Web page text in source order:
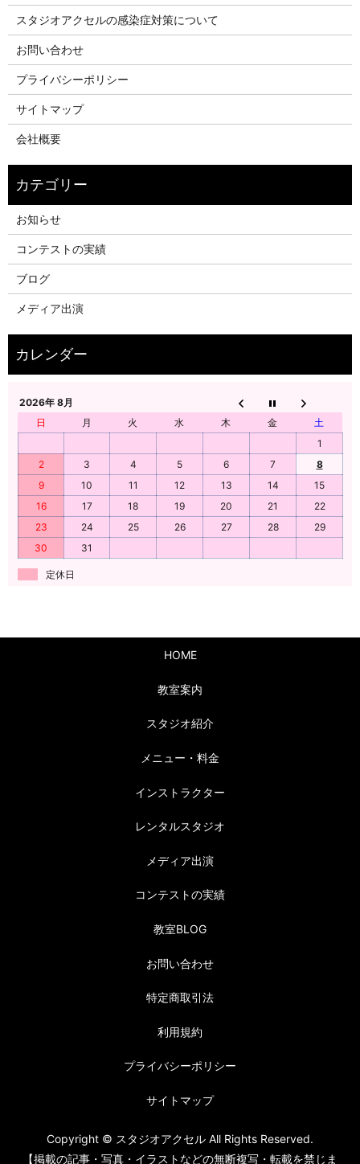
スタジオアクセルの感染症対策について
お問い合わせ
プライバシーポリシー
サイトマップ
会社概要
お知らせ
コンテストの実績
ブログ
メディア出演
2026年 8月
日
月 火 水 木 金
土
1
2
3 4 5 6 7
8
9
10 11 12 13 14
15
16
17 18 19 20 21
22
23
24 25 26 27 28
29
30
31
定休日
HOME
教室案内
スタジオ紹介
メニュー・料金
インストラクター
レンタルスタジオ
メディア出演
コンテストの実績
教室BLOG
お問い合わせ
特定商取引法
利用規約
プライバシーポリシー
サイトマップ
Copyright © スタジオアクセル All Rights Reserved.
【掲載の記事・写真・イラストなどの無断複写・転載を禁じま